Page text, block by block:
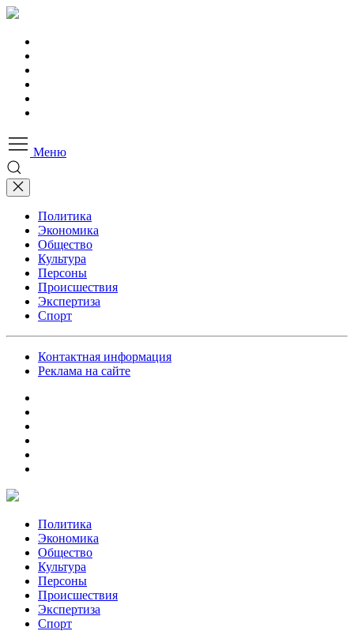
Меню
Политика
Экономика
Общество
Культура
Персоны
Происшествия
Экспертиза
Спорт
Контактная информация
Реклама на сайте
Политика
Экономика
Общество
Культура
Персоны
Происшествия
Экспертиза
Спорт